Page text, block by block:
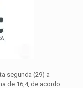
segunda (29) a
de 16,4, de acordo